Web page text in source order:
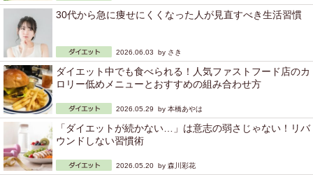
30代から急に痩せにくくなった人が見直すべき生活習慣
2026.06.03 by さき
ダイエット中でも食べられる！人気ファストフード店のカ
ロリー低めメニューとおすすめの組み合わせ方
2026.05.29 by 本橋あやは
「ダイエットが続かない…」は意志の弱さじゃない！リバ
ウンドしない習慣術
2026.05.20 by 森川彩花